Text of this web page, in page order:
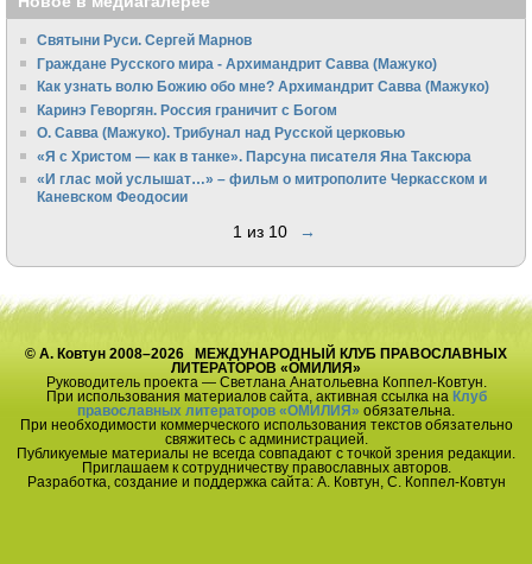
Святыни Руси. Сергей Марнов
Граждане Русского мира - Архимандрит Савва (Мажуко)
Как узнать волю Божию обо мне? Архимандрит Савва (Мажуко)
Каринэ Геворгян. Россия граничит с Богом
О. Савва (Мажуко). Трибунал над Русской церковью
«Я с Христом — как в танке». Парсуна писателя Яна Таксюра
«И глас мой услышат…» – фильм о митрополите Черкасском и
Каневском Феодосии
1 из 10 →
© А. Ковтун 2008–2026 МЕЖДУНАРОДНЫЙ КЛУБ ПРАВОСЛАВНЫХ
ЛИТЕРАТОРОВ «ОМИЛИЯ»
Руководитель проекта — Светлана Анатольевна Коппел-Ковтун.
При использования материалов сайта, активная ссылка на Клуб
православных литераторов «ОМИЛИЯ» обязательна.
При необходимости коммерческого использования текстов обязательно
свяжитесь с администрацией.
Публикуемые материалы не всегда совпадают с точкой зрения редакции.
Приглашаем к сотрудничеству православных авторов.
Разработка, создание и поддержка сайта: А. Ковтун, С. Коппел-Ковтун